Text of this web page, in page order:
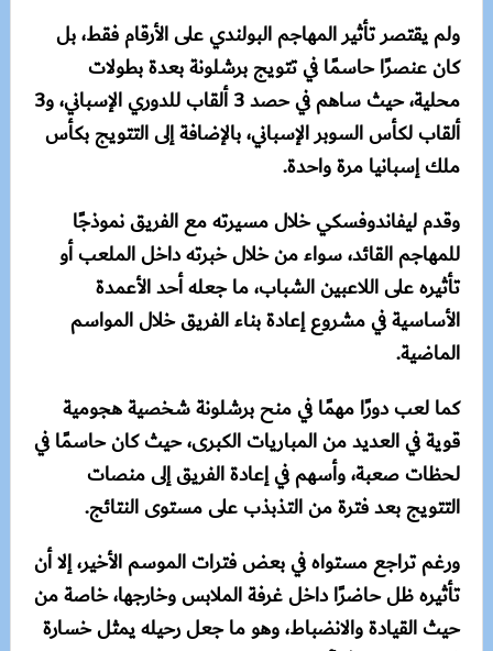
ولم يقتصر تأثير المهاجم البولندي على الأرقام فقط، بل
كان عنصرًا حاسمًا في تتويج برشلونة بعدة بطولات
محلية، حيث ساهم في حصد 3 ألقاب للدوري الإسباني، و3
ألقاب لكأس السوبر الإسباني، بالإضافة إلى التتويج بكأس
ملك إسبانيا مرة واحدة.
وقدم ليفاندوفسكي خلال مسيرته مع الفريق نموذجًا
للمهاجم القائد، سواء من خلال خبرته داخل الملعب أو
تأثيره على اللاعبين الشباب، ما جعله أحد الأعمدة
الأساسية في مشروع إعادة بناء الفريق خلال المواسم
الماضية.
كما لعب دورًا مهمًا في منح برشلونة شخصية هجومية
قوية في العديد من المباريات الكبرى، حيث كان حاسمًا في
لحظات صعبة، وأسهم في إعادة الفريق إلى منصات
التتويج بعد فترة من التذبذب على مستوى النتائج.
ورغم تراجع مستواه في بعض فترات الموسم الأخير، إلا أن
تأثيره ظل حاضرًا داخل غرفة الملابس وخارجها، خاصة من
حيث القيادة والانضباط، وهو ما جعل رحيله يمثل خسارة